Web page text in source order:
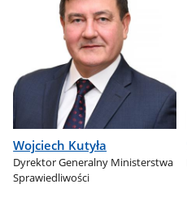
Wojciech Kutyła
Dyrektor Generalny Ministerstwa
Sprawiedliwości